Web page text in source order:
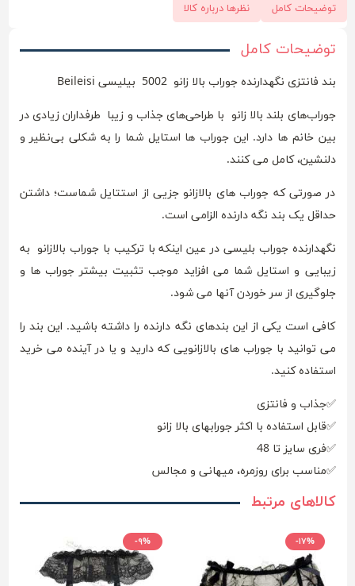
توضیحات کامل نظرها درباره کالا
توضیحات کامل
بند فانتزی نگهدارنده جوراب بالا زانو 5002 بیلیسی Beileisi
جوراب‌های بلند بالا زانو با طراحی‌های جذاب و زیبا طرفداران زیادی در
بین خانم ها دارد. این جوراب ها استایل شما را به شکلی بی‌نظیر و
دلنشین، کامل می کنند.
در صورتی که جوراب های بالازانو جزیی از استتایل شماست؛ داشتن
حداقل یک بند نگه دارنده الزامی است.
نگهدارنده جوراب بلیسی در عین اینکه با ترکیب با جوراب بالازانو به
زیبایی و استایل شما می افزاید موجب تثبیت بیشتر جوراب ها و
جلوگیری از سر خوردن آنها می شود.
کافی است یکی از این بندهای نگه دارنده را داشته باشید. این بند را
می توانید با جوراب های بالازانویی که دارید و یا در آینده می خرید
استفاده کنید.
✅جذاب و فانتزی
✅قابل استفاده با اکثر جورابهای بالا زانو
✅فری سایز تا 48
✅مناسب برای روزمره، میهانی و مجالس
کالاهای مرتبط
-۱۷% -۹%